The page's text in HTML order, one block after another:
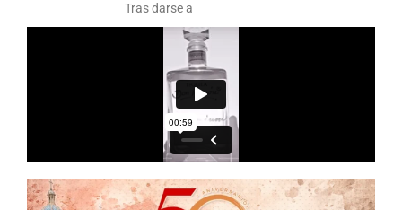
Tras darse a